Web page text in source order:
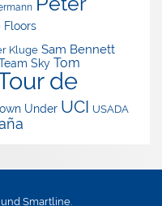
Floors
Kluge Sam Bennett
Sky Tom
de
Under UCI USADA
und Smartline